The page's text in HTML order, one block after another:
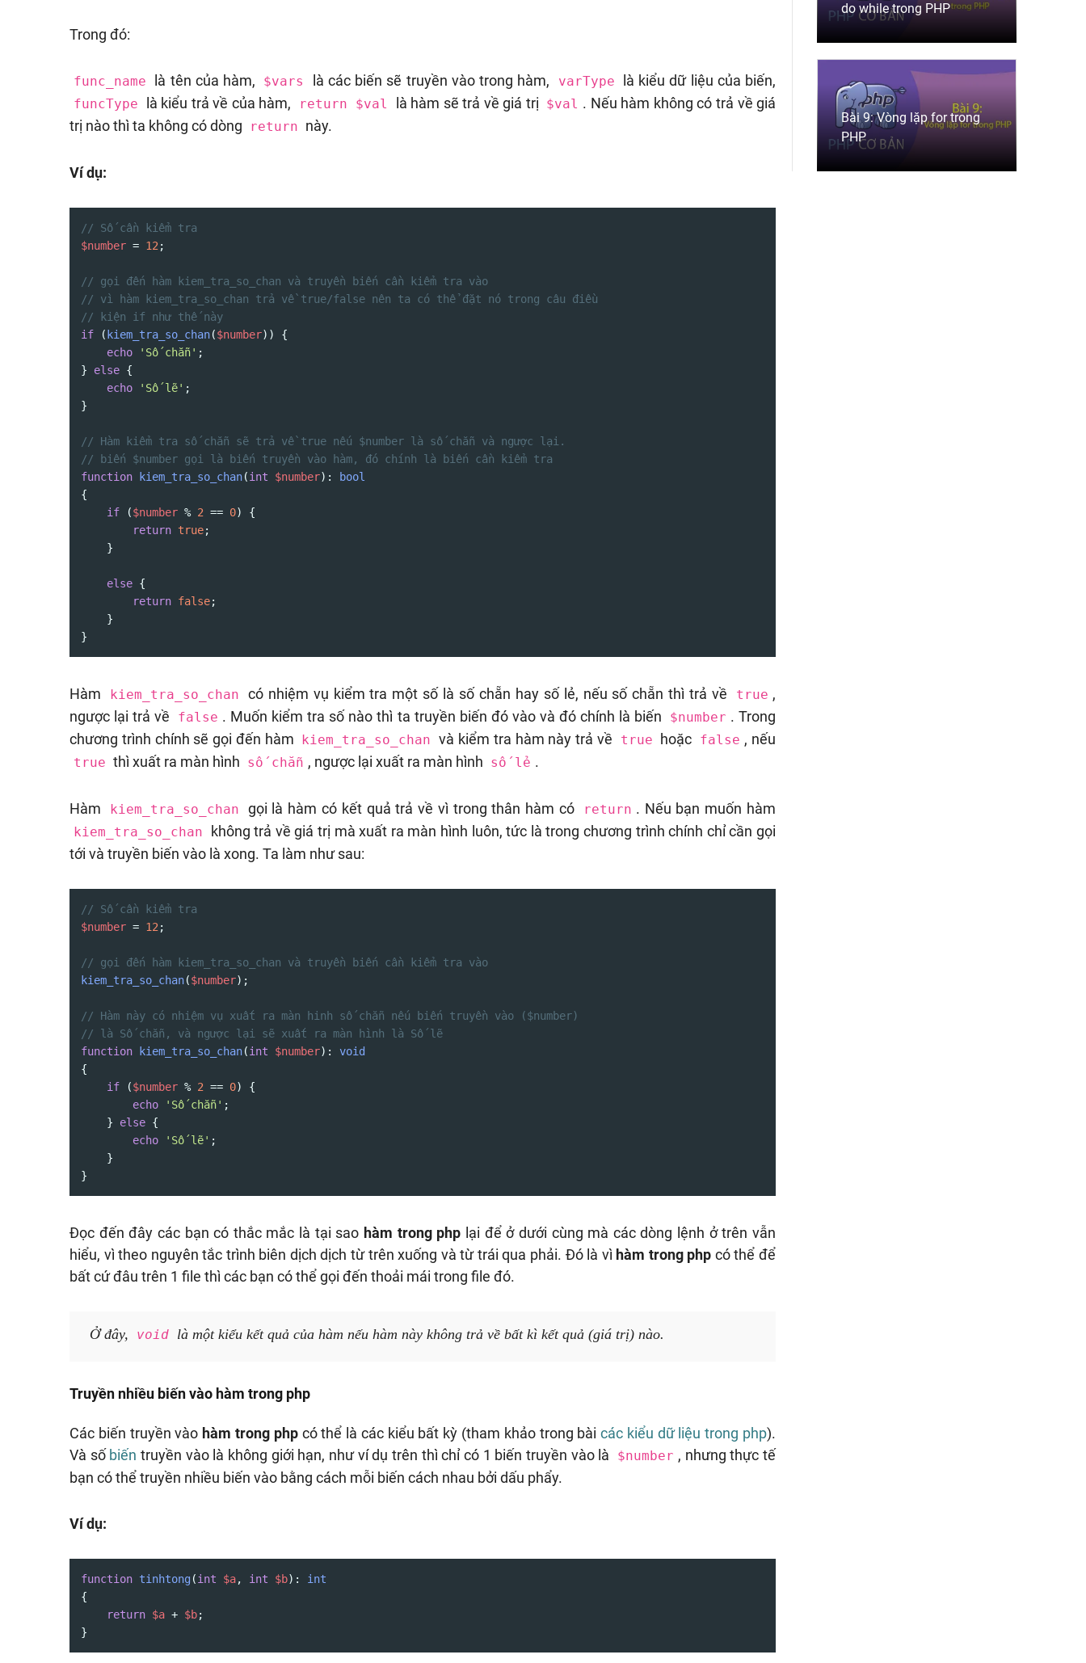
Trong đó:
func_name là tên của hàm, $vars là các biến sẽ truyền vào trong hàm, varType là kiểu dữ liệu của biến,
funcType là kiểu trả về của hàm, return $val là hàm sẽ trả về giá trị $val . Nếu hàm không có trả về giá
trị nào thì ta không có dòng
return này.
Ví dụ:
// Số cần kiểm tra
$number = 12 ;
// gọi đến hàm kiem_tra_so_chan và truyền biến cần kiểm tra vào
// vì hàm kiem_tra_so_chan trả về true/false nên ta có thể đặt nó trong câu điều
// kiện if như thế này
if ( kiem_tra_so_chan($number)) {
echo
'Số chẵn' ;
} else {
echo
'Số lẽ' ;
}
// Hàm kiểm tra số chẵn sẽ trả về true nếu $number là số chẵn và ngược lại.
// biến $number gọi là biến truyền vào hàm, đó chính là biến cần kiểm tra
function
kiem_tra_so_chan(int $number):
bool
{
if ($number % 2 == 0) {
return true;
else {
return false;
}
Hàm kiem_tra_so_chan có nhiệm vụ kiểm tra một số là số chẵn hay số lẻ, nếu số chẵn thì trả về true ,
ngược lại trả về
false . Muốn kiểm tra số nào thì ta truyền biến đó vào và đó chính là biến $number . Trong
chương trình chính sẽ gọi đến hàm kiem_tra_so_chan và kiểm tra hàm này trả về true hoặc false , nếu
true thì xuất ra màn hình số chẵn , ngược lại xuất ra màn hình số lẻ .
Hàm kiem_tra_so_chan gọi là hàm có kết quả trả về vì trong thân hàm có return . Nếu bạn muốn hàm
kiem_tra_so_chan
không trả về giá trị mà xuất ra màn hình luôn, tức là trong chương trình chính chỉ cần gọi
tới và truyền biến vào là xong. Ta làm như sau:
// Số cần kiểm tra
$number = 12 ;
// gọi đến hàm kiem_tra_so_chan và truyền biến cần kiểm tra vào
kiem_tra_so_chan($number);
// Hàm này có nhiệm vụ xuất ra màn hinh số chẵn nếu biến truyền vào ($number)
// là Số chẵn, và ngược lại sẽ xuất ra màn hình là Số lẽ
function
kiem_tra_so_chan(int $number): void
{
if ($number % 2 == 0) {
echo
'Số chẵn' ;
} else {
echo
'Số lẽ' ;
}
Đọc đến đây các bạn có thắc mắc là tại sao hàm trong php lại để ở dưới cùng mà các dòng lệnh ở trên vẫn
hiểu, vì theo nguyên tắc trình biên dịch dịch từ trên xuống và từ trái qua phải. Đó là vì hàm trong php có thể để
bất cứ đâu trên 1 file thì các bạn có thể gọi đến thoải mái trong file đó.
Ở đây, void là một kiểu kết quả của hàm nếu hàm này không trả về bất kì kết quả (giá trị) nào.
Truyền nhiều biến vào hàm trong php
Các biến truyền vào hàm trong phpcó thể là các kiểu bất kỳ (tham khảo trong bàicác kiểu dữ liệu trong php).
Và số biến truyền vào là không giới hạn, như ví dụ trên thì chỉ có 1 biến truyền vào là $number , nhưng thực tế
bạn có thể truyền nhiều biến vào bằng cách mỗi biến cách nhau bởi dấu phẩy.
Ví dụ:
function tinhtong(int $a, int $b): int
{
return $a + $b;
}
do while trong PHP
Bài 9: Vòng lặp for trong
PHP